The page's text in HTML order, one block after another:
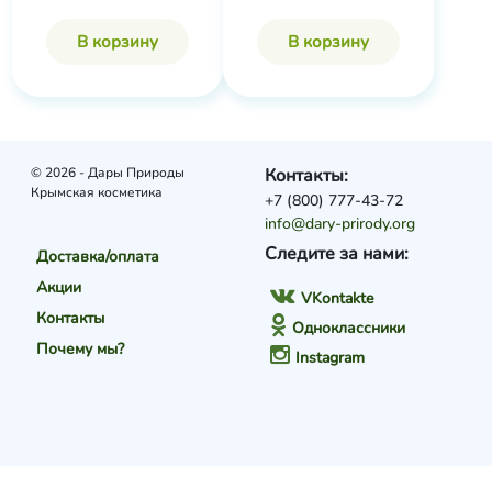
В корзину В корзину
© 2026 - Дары Природы
Крымская косметика
Доставка/оплата
Акции
Контакты
Почему мы?
Следите за нами:
VKontakte
Одноклассники
Instagram
Контакты:
+7 (800) 777-43-72
info@dary-prirody.org